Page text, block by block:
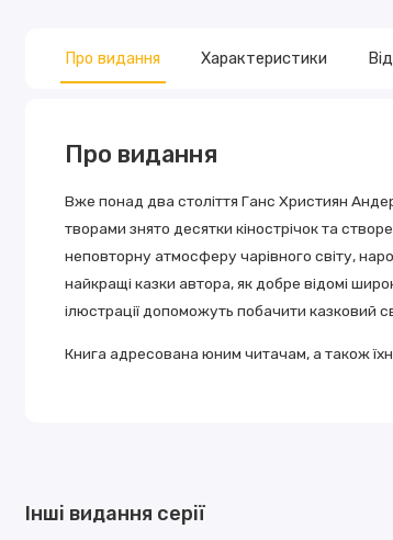
Про видання Характеристики
Про видання
Вже понад два століття Ганс Християн
творами знято десятки кінострічок та
неповторну атмосферу чарівного світу,
найкращі казки автора, як добре відомі
ілюстрації допоможуть побачити казковий
Книга адресована юним читачам, а також
Інші видання серії